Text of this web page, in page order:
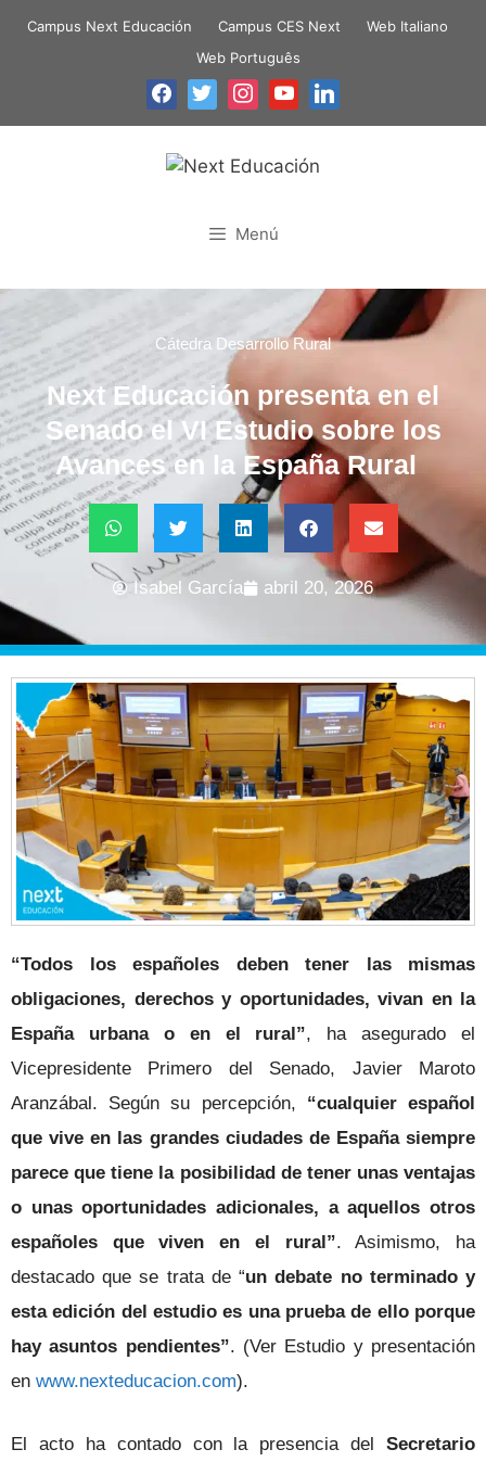
Campus Next Educación Campus CES Next
Web Italiano
Web Português
Menú
Cátedra Desarrollo Rural
Next Educación presenta en el
Senado el VI Estudio sobre los
Avances en la España Rural
Isabel García abril 20, 2026
“Todos los españoles deben tener las mismas
obligaciones, derechos y oportunidades, vivan en la
España urbana o en el rural”, ha asegurado el
Vicepresidente Primero del Senado, Javier Maroto
Aranzábal. Según su percepción, “cualquier español
que vive en las grandes ciudades de España siempre
parece que tiene la posibilidad de tener unas ventajas
o unas oportunidades adicionales, a aquellos otros
españoles que viven en el rural”. Asimismo, ha
destacado que se trata de “un debate no terminado y
esta edición del estudio es una prueba de ello porque
hay asuntos pendientes”. (Ver Estudio y presentación
en www.nexteducacion.com).
El acto ha contado con la presencia del Secretario